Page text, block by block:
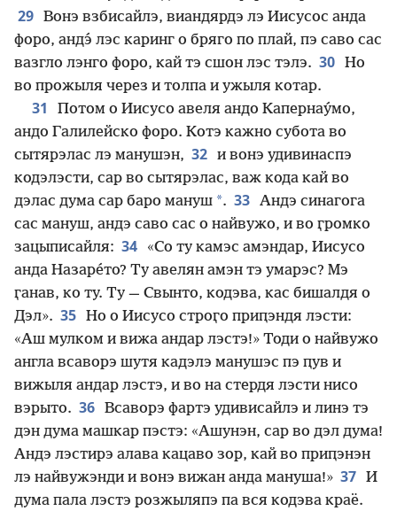
29 Вонэ взбисайлэ, виандярдэ лэ Иисусос анда
форо, андэ́ лэс каринг о бряго по плай, пэ саво сас
вазгло лэнго форо, кай тэ сшон лэс тэлэ. 30 Но
во прожыля через и толпа и ужыля котар.
31
Потом о Иисусо авеля андо Капернау́мо,
андо Галилейско форо. Котэ кажно субота во
сытярэлас лэ манушэн, 32 и вонэ удивинаспэ
кодэлэсти, сар во сытярэлас, важ кода кай во
дэлас дума сар баро мануш *. 33 Андэ синагога
сас мануш, андэ саво сас о найвужо, и во ӷромко
зацыписайля: 34
«Со ту камэс амэндар, Иисусо
анда Назаре́то? Ту авелян амэн тэ умарэс? Мэ
ӷанав, ко ту. Ту — Свынто, кодэва, кас бишалдя о
Дэл». 35 Но о Иисусо строӷо приԥэндя лэсти:
«Аш мулком и вижа андар лэстэ!» Тоди о найвужо
англа всаворэ шутя кадэлэ манушэс пэ ԥув и
вижыля андар лэстэ, и во на стердя лэсти нисо
вэрыто. 36 Всаворэ фартэ удивисайлэ и линэ тэ
дэн дума машкар пэстэ: «Ашунэн, сар во дэл дума!
Андэ лэстирэ алава кацаво зор, кай во приԥэнэн
лэ найвужэнди и вонэ вижан анда мануша!» 37 И
дума пала лэстэ розжыляпэ па вся кодэва краё.